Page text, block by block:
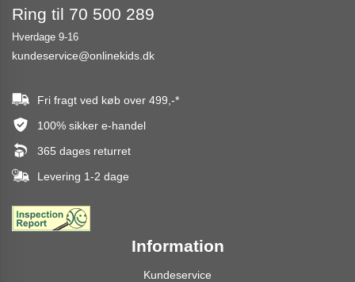
Ring til 70 500 289
Hverdage 9-16
kundeservice@onlinekids.dk
Fri fragt ved køb over 499,-*
100% sikker e-handel
365 dages returret
Levering 1-2 dage
Information
Kundeservice